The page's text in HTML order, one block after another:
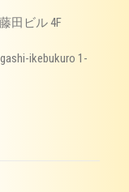
田ビル 4F
ikebukuro 1-